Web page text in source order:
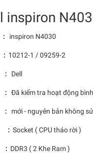
inspiron
inspiron N4030
10212-1 / 09259-2
: Dell
: Đã kiểm tra hoạt động
: mới - nguyên bản không
: Socket ( CPU tháo rời )
: DDR3 ( 2 Khe Ram )